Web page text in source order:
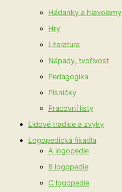
Hádanky a hlavolamy
Hry
Literatura
Nápady, tvořivost
Pedagogika
Písničky
Pracovní listy
Lidové tradice a zvyky
Logopedická říkadla
A logopedie
B logopedie
C logopedie